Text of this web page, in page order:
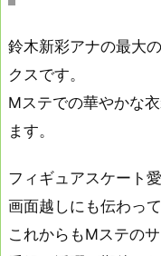
鈴木新彩アナの最大
クスです。
Mステでの華やかな
ます。
フィギュアスケート
画面越しにも伝わっ
これからもMステの